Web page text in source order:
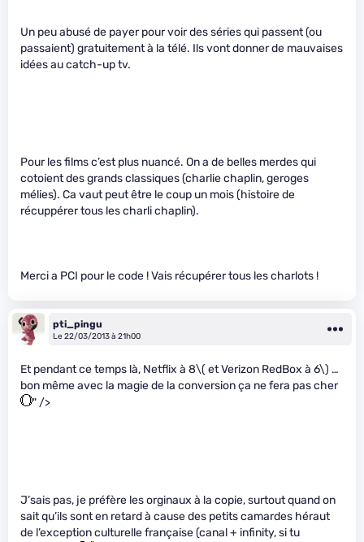
Un peu abusé de payer pour voir des séries qui passent (ou
passaient) gratuitement à la télé. Ils vont donner de mauvaises
idées au catch-up tv.
Pour les films c’est plus nuancé. On a de belles merdes qui
cotoient des grands classiques (charlie chaplin, geroges
mélies). Ca vaut peut être le coup un mois (histoire de
récuppérer tous les charli chaplin).
Merci a PCI pour le code ! Vais récupérer tous les charlots !
pti_pingu
Le 22/03/2013 à 21h00
Et pendant ce temps là, Netflix à 8\( et Verizon RedBox à 6\) …
bon même avec la magie de la conversion ça ne fera pas cher
" />
J’sais pas, je préfère les orginaux à la copie, surtout quand on
sait qu’ils sont en retard à cause des petits camardes héraut
de l’exception culturelle française (canal + infinity, si tu